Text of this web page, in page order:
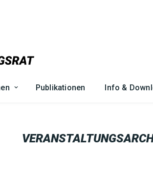
Publikationen Info &